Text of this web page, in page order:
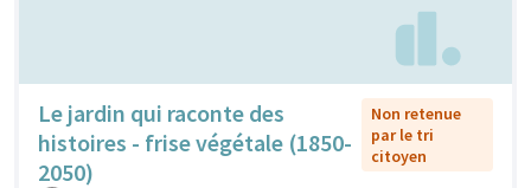
Le jardin qui raconte des
histoires - frise végétale (1850-
2050)
Non retenue
par le tri
citoyen